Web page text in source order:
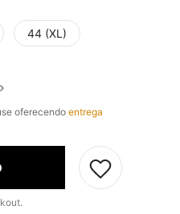
44 (XL)
oferecendo entrega